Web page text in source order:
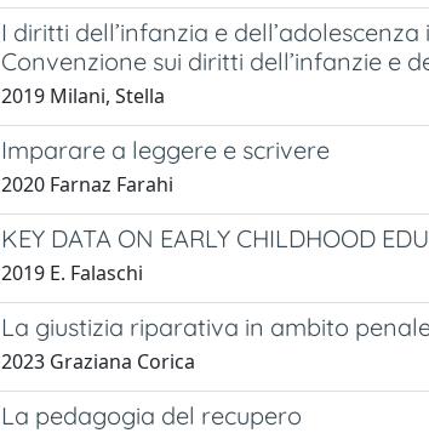
I diritti dell’infanzia e
Convenzione sui diritti dell’infanzie e
2019 Milani, Stella
Imparare a leggere e scrivere
2020 Farnaz Farahi
KEY DATA ON EARLY CHILDHOOD
2019 E. Falaschi
La giustizia riparativa in ambito
2023 Graziana Corica
La pedagogia del recupero